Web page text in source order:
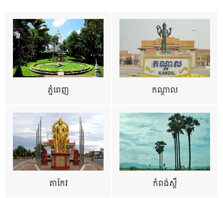
ភ្នំពេញ កណ្តាល
តាកែវ កំពង់ស្ពឺ